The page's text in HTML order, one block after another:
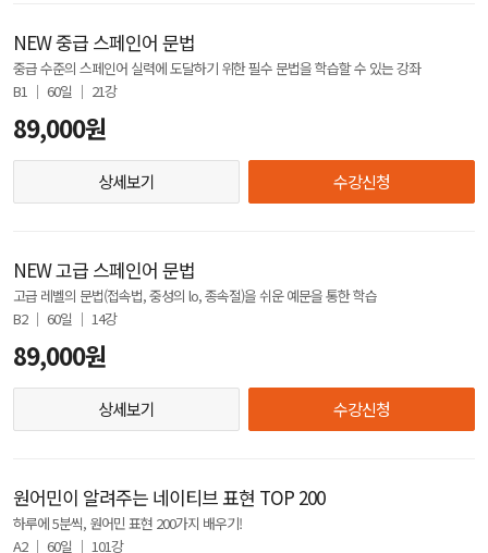
NEW 중급 스페인어 문법
중급 수준의 스페인어 실력에 도달하기 위한 필수 문법을 학습할 수 있는 강좌
B1 │ 60일 │ 21강
89,000원
상세보기 수강신청
NEW 고급 스페인어 문법
고급 레벨의 문법(접속법, 중성의 lo, 종속절)을 쉬운 예문을 통한 학습
B2 │ 60일 │ 14강
89,000원
상세보기 수강신청
원어민이 알려주는 네이티브 표현 TOP 200
하루에 5분씩, 원어민 표현 200가지 배우기!
A2 │ 60일 │ 101강